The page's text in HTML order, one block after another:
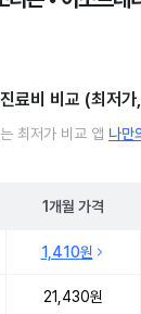
료비 비교 (최저
최저가 비교 앱 나만
1개월 가격
1,410원
21,430원